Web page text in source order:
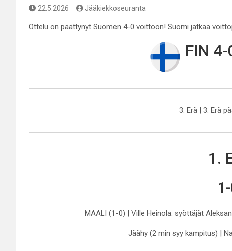
22.5.2026 Jääkiekkoseuranta
Ottelu on päättynyt Suomen 4-0 voittoon! Suomi jatkaa
FIN 4-
3. Erä | 3. Erä
1.
MAALI (1-0) | Ville Heinola. syöttäjät
Jäähy (2 min syy kampitus) |